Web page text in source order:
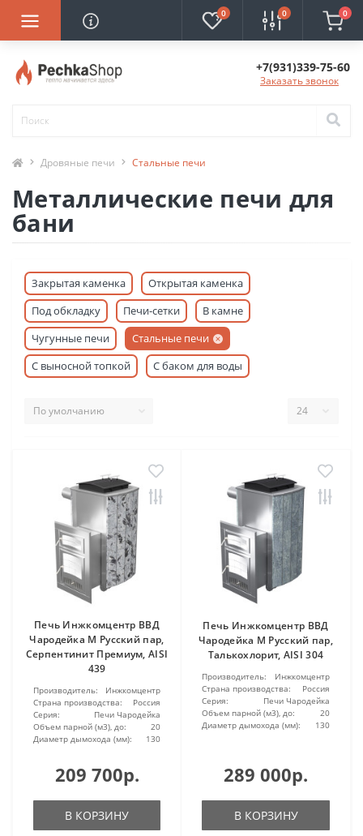
0 0 0
+7(931)339-75-60
Заказать звонок
Дровяные печи Стальные печи
Металлические печи для
бани
Закрытая каменка
Открытая каменка
Под обкладку
Печи-сетки
В камне
Чугунные печи
Стальные печи
С выносной топкой
С баком для воды
Печь Инжкомцентр ВВД
Чародейка М Русский пар,
Серпентинит Премиум, AISI
439
Производитель:
Инжкомцентр
Страна производства:
Россия
Серия:
Печи Чародейка
Объем парной (м3), до:
20
Диаметр дымохода (мм):
130
209 700р.
В КОРЗИНУ
Печь Инжкомцентр ВВД
Чародейка М Русский пар,
Талькохлорит, AISI 304
Производитель:
Инжкомцентр
Страна производства:
Россия
Серия:
Печи Чародейка
Объем парной (м3), до:
20
Диаметр дымохода (мм):
130
289 000р.
В КОРЗИНУ